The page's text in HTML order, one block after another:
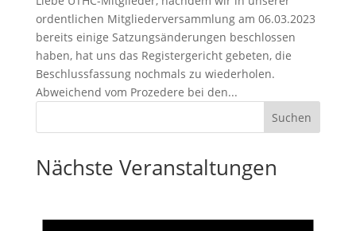
ordentlichen Mitgliederversammlung am 06.03.2023
bereits einige Satzungsänderungen beschlossen
haben, hat uns das Registergericht gebeten, die
Beschlussfassung nochmals zu wiederholen.
Abweichend vom Prozedere bei den...
Nächste Veranstaltungen